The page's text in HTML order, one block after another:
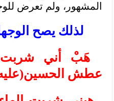
المشهور، ولم تعرض
لذلك يصح
هَبْ أني شربت
عطش الحسين(عليه